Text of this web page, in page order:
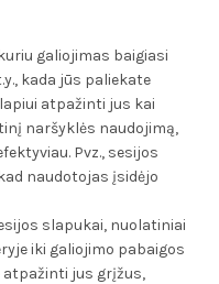
galiojimas baigiasi
kada jūs paliekate
atpažinti jus kai
naršyklės naudojimą,
Pvz., sesijos
naudotojas įsidėjo
slapukai, nuolatiniai
iki galiojimo pabaigos
atpažinti jus grįžus,